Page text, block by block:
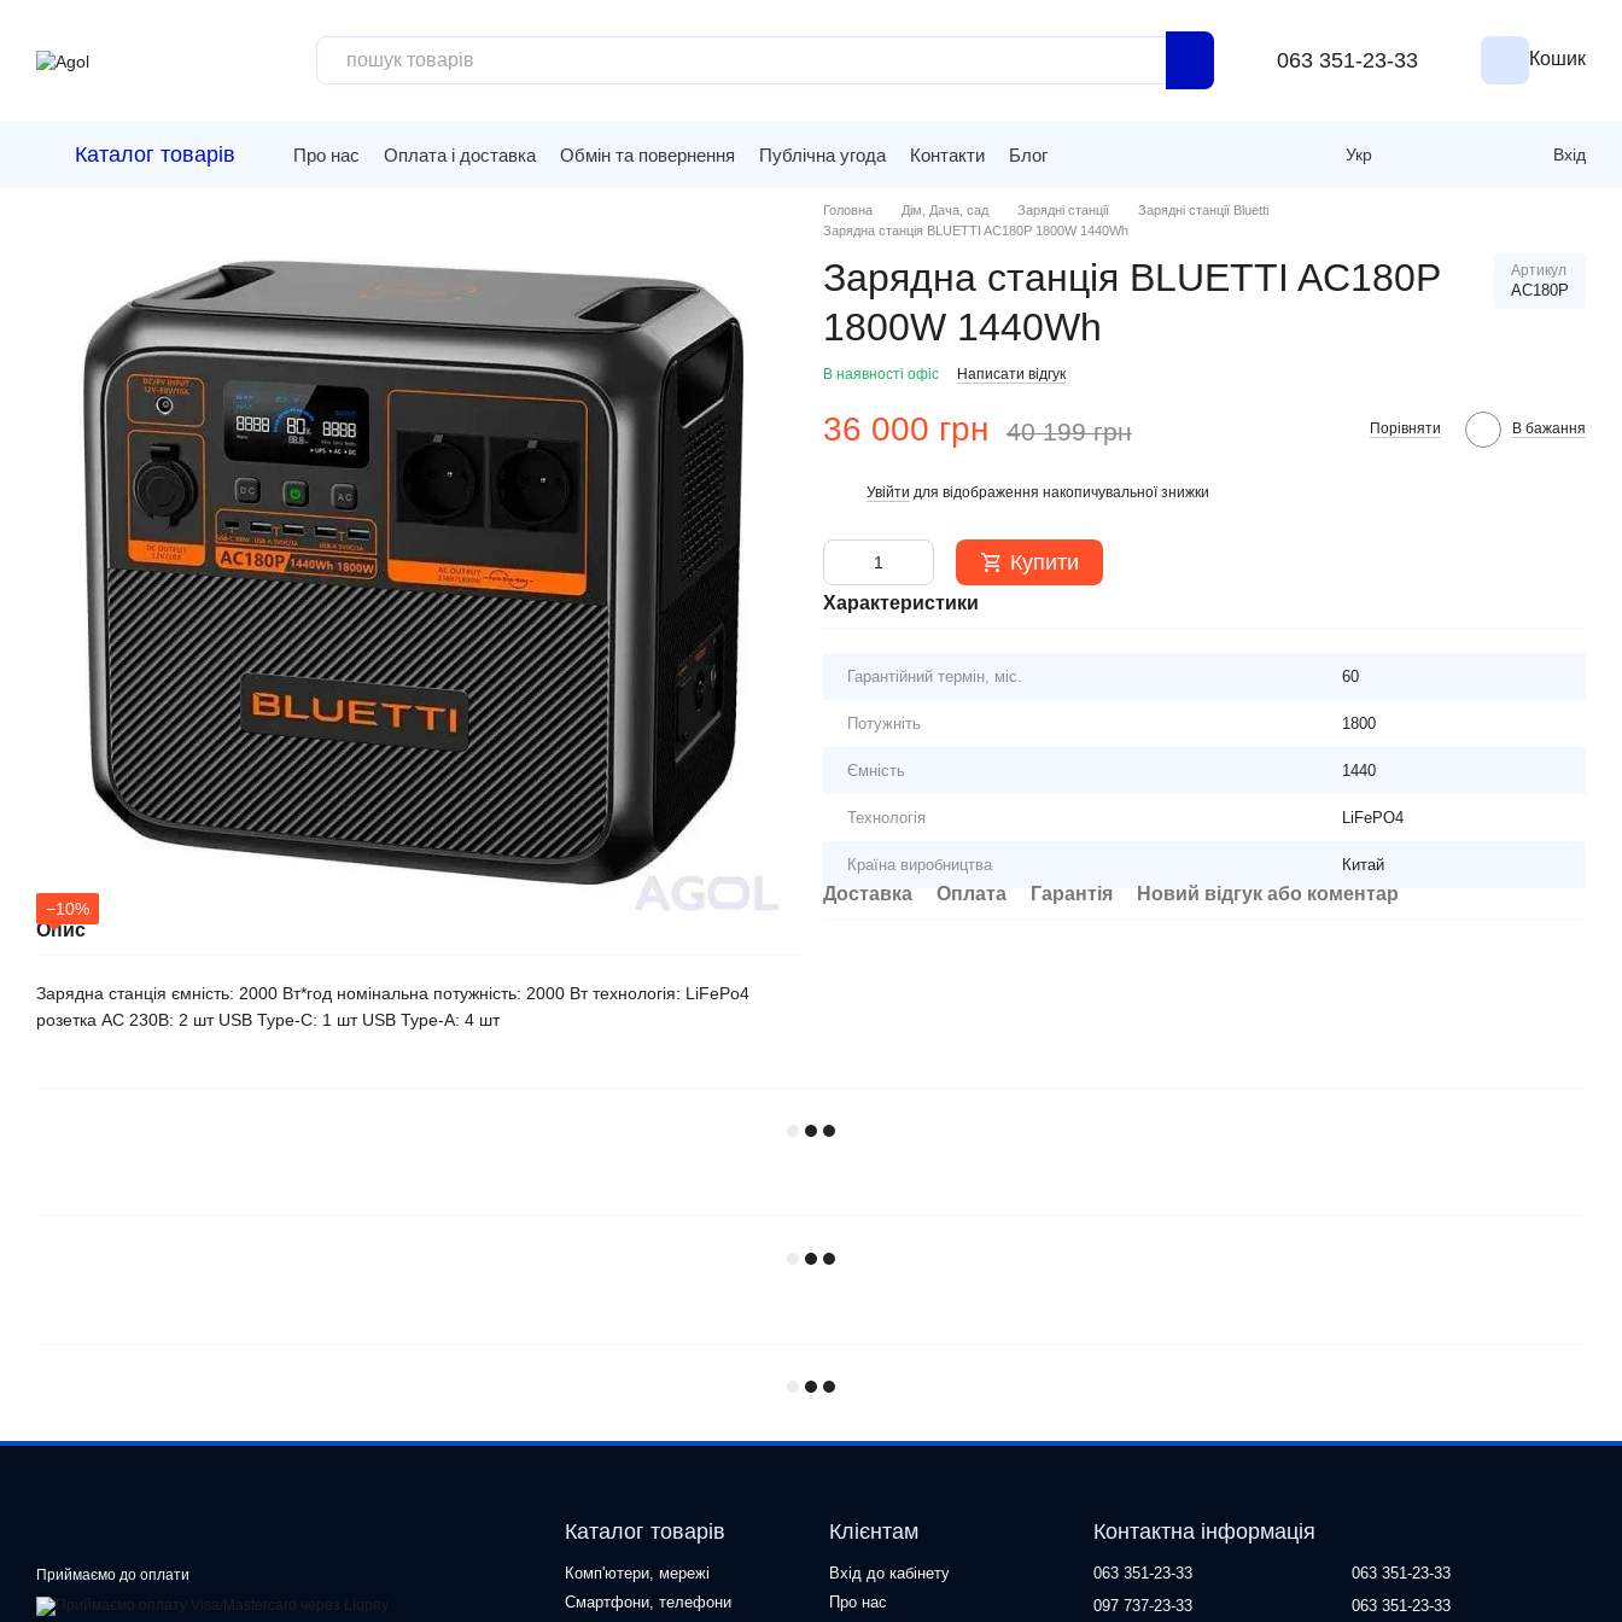
063 351-23-33 Кошик
Каталог товарів Про нас Оплата і доставка Обмін та повернення Публічна угода Контакти Блог Укр Вхід
−10%
Опис
Зарядна станція ємність: 2000 Вт*год номінальна потужність: 2000 Вт технологія: LiFePo4
розетка AC 230В: 2 шт USB Type-C: 1 шт USB Type-A: 4 шт
Головна Дім, Дача, сад Зарядні станції
Зарядні станції Bluetti
Зарядна станція BLUETTI AC180P 1800W 1440Wh
Зарядна станція BLUETTI AC180P
1800W 1440Wh
Артикул
AC180P
В наявності офіс Написати відгук
36 000 грн 40 199 грн Порівняти В бажання
Увійти для відображення накопичувальної знижки
Купити
Характеристики
Гарантійний термін, міс. 60
Потужніть 1800
Ємність 1440
Технологія LiFePO4
Країна виробництва Китай
Доставка Оплата Гарантія Новий відгук або коментар
Приймаємо до оплати
Каталог товарів
Комп'ютери, мережі
Смартфони, телефони
Клієнтам
Вхід до кабінету
Про нас
Контактна інформація
063 351-23-33
097 737-23-33
063 351-23-33
063 351-23-33